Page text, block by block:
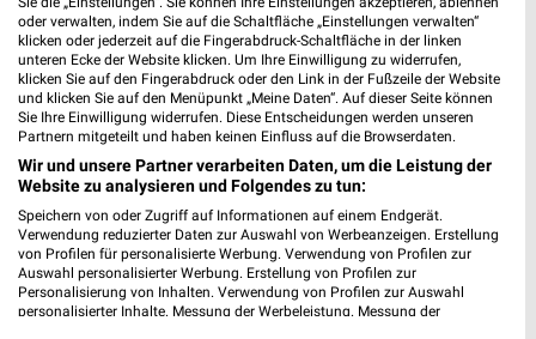
Alle RENO Angebote immer griffbereit – mit der kostenlosen
weekli App für iOS & Android.
✔Standortgenaue Angebote
✔Folge deinem Lieblingshändler
✔Push-Benachrichtigungen bei neuen Prospekten
✔Einkaufsliste - Einkauf stressfrei planen
JETZT LADEN UND SPAREN!
oder verwalten, indem Sie auf die Schaltfläche „Einstellungen verwalten“
klicken oder jederzeit auf die Fingerabdruck-Schaltfläche in der linken
unteren Ecke der Website klicken. Um Ihre Einwilligung zu widerrufen,
klicken Sie auf den Fingerabdruck oder den Link in der Fußzeile der Website
und klicken Sie auf den Menüpunkt „Meine Daten“. Auf dieser Seite können
Sie Ihre Einwilligung widerrufen. Diese Entscheidungen werden unseren
Partnern mitgeteilt und haben keinen Einfluss auf die Browserdaten.
Wir und unsere Partner verarbeiten Daten, um die Leistung der
Website zu analysieren und Folgendes zu tun:
Speichern von oder Zugriff auf Informationen auf einem Endgerät.
Verwendung reduzierter Daten zur Auswahl von Werbeanzeigen. Erstellung
von Profilen für personalisierte Werbung. Verwendung von Profilen zur
Auswahl personalisierter Werbung. Erstellung von Profilen zur
Personalisierung von Inhalten. Verwendung von Profilen zur Auswahl
personalisierter Inhalte. Messung der Werbeleistung. Messung der